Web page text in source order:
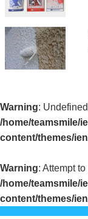
Warning:
/home/teamsmile/
content/themes/
Warning: Attempt
/home/teamsmile/
content/themes/